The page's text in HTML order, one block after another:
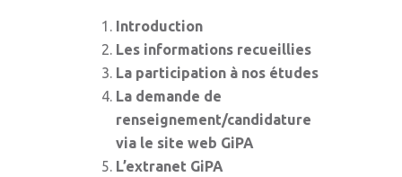
Introduction
Les informations recueillies
La participation à nos études
La demande de
renseignement/candidature
via le site web GiPA
L’extranet GiPA